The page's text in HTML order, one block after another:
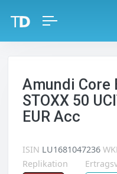
Amundi Core
STOXX 50
EUR Acc
ISIN LU1681047236
Replikation